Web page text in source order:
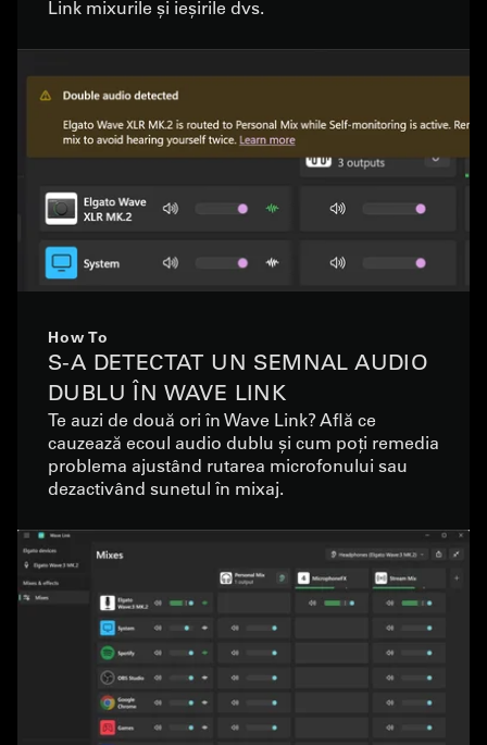
Link mixurile și ieșirile dvs.
How To
S-A DETECTAT UN SEMNAL AUDIO
DUBLU ÎN WAVE LINK
Te auzi de două ori în Wave Link? Află ce
cauzează ecoul audio dublu și cum poți remedia
problema ajustând rutarea microfonului sau
dezactivând sunetul în mixaj.